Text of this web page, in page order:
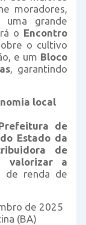
moradores,
grande
o Encontro
o cultivo
e um Bloco
, garantindo
local
de
Estado da
de
valorizar a
de renda de
de 2025
(BA)